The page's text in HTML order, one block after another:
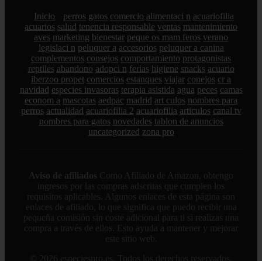
Inicio perros gatos comercio alimentaci n acuariofilia
acuarios salud tenencia responsable ventas mantenimiento
aves marketing bienestar peque os mam feros verano
legislaci n peluquer a accesorios peluquer a canina
complementos consejos comportamiento protagonistas
reptiles abandono adopci n ferias higiene snacks acuario
iberzoo propet comercios estanques viajar conejos cr a
navidad especies invasoras terapia asistida agua peces camas
econom a mascotas aedpac madrid art culos nombres para
perros actualidad acuariofilia 2 acuariofilia articulos canal tv
nombres para gatos novedades tablon de anuncios
uncategorized zona pro
Aviso de afiliados Como Afiliado de Amazon, obtengo
ingresos por las compras adscritas que cumplen los
requisitos aplicables. Algunos enlaces de esta página son
enlaces de afiliado, lo que significa que puedo recibir una
pequeña comisión sin coste adicional para ti si realizas una
compra a través de ellos. Esto ayuda a mantener y mejorar
este sitio web.
© 2026 especiespro.es. Todos los derechos reservados.